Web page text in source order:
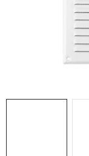
ZVLHČOVAČE
NAHŘÍVACÍ